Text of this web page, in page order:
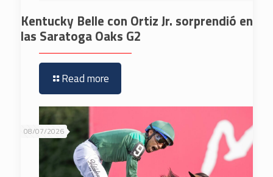
Kentucky Belle con Ortiz Jr. sorprendió en
las Saratoga Oaks G2
Read more
08/07/2026